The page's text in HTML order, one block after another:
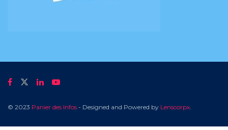
© 2023 Panier des Infos - Designed and Powered by Lenscorpx